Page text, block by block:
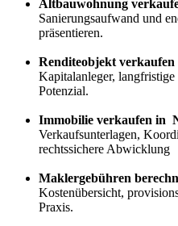
Altbauwohnung
Sanierungsaufwand und
präsentieren.
Renditeobjekt
Kapitalanleger,
Potenzial.
Immobilie verkaufen in
Verkaufsunterlagen,
rechtssichere Abwicklung
Maklergebühren
Kostenübersicht,
Praxis.